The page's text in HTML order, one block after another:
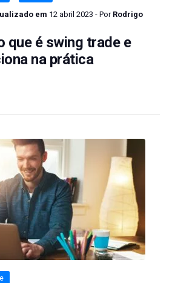
em 12 abril 2023 - Por Rodrigo
que é swing trade e
na prática